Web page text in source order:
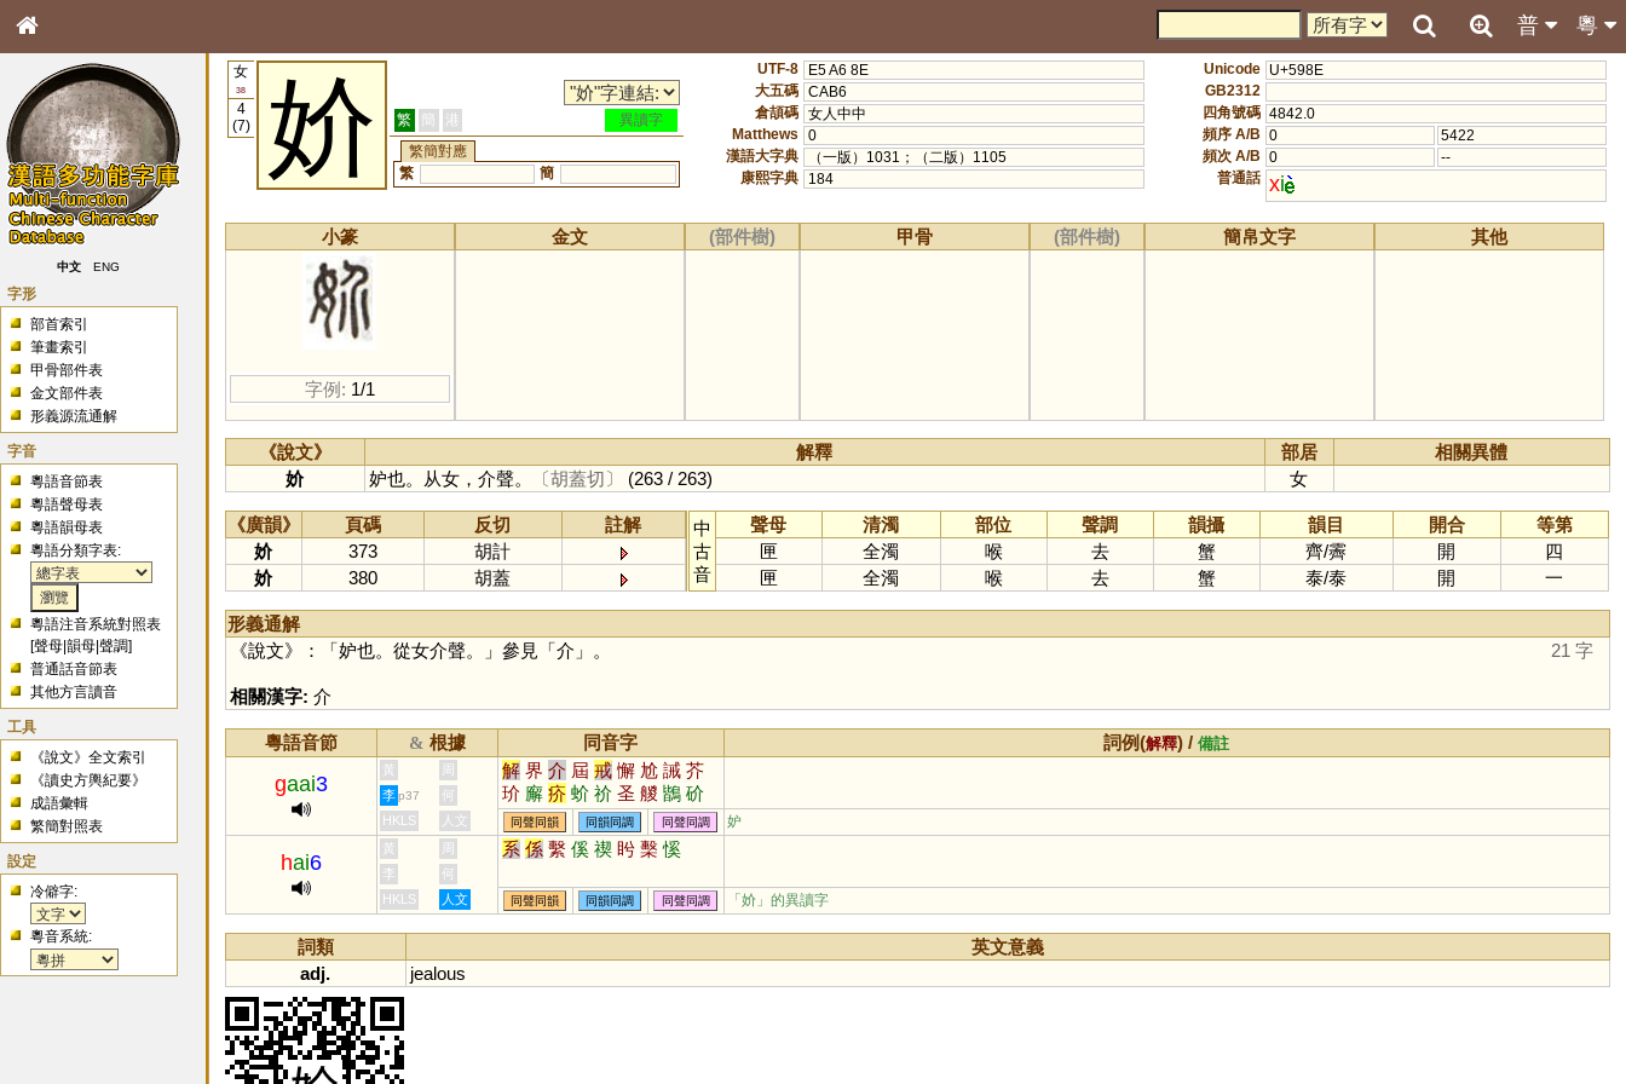
粵
普
中文 ENG
字形
部首索引
筆畫索引
甲骨部件表
金文部件表
形義源流通解
字音
粵語音節表
粵語聲母表
粵語韻母表
粵語分類字表:
粵語注音系統對照表
[聲母 |韻母 |聲調]
普通話音節表
其他方言讀音
工具
《說文》全文索引
《讀史方輿紀要》
成語彙輯
繁簡對照表
設定
冷僻字:
粵音系統:
女
38
4
(7)
妎 繁 簡 港
異讀字
繁簡對應
繁
簡
UTF-8
E5 A6 8E
大五碼 CAB6
倉頡碼 女人中中
Matthews
0
漢語大字典
（一版）1031；（二版）1105
康熙字典
184
Unicode U+598E
GB2312
四角號碼 4842.0
頻序 A/B 0
5422
頻次 A/B 0
--
普通話 xi
小篆
字例: 1/1
金文 (部件樹) 甲骨 (部件樹) 簡帛文字 其他
《說文》 解釋 部居
相關異體
妎
妒也。从女，介聲。 〔胡蓋切〕 (263 / 263) 女
《廣韻》 頁碼 反切
註解
妎
373
胡計
妎
380 胡蓋
中
古
音
聲母 清濁 部位 聲調 韻攝 韻目 開合
等第
匣
全濁 喉 去 蟹 齊/霽 開
四
匣
全濁 喉 去 蟹 泰/泰 開 一
形義通解
《說文》：「妒也。從女介聲。」參見「介 」。 21 字
相關漢字: 介
粵語音節 & 根據 同音字 詞例(解釋) /備註
gaai3
黃 周 解 界 介 屆 戒 懈 尬 誡 芥
玠 廨 疥 蚧 祄 圣 艐 鶛 砎
悈 岕 吤 薢 骱 犗 价
李 p37
何
HKLS
人文 同聲同韻 同韻同調 同聲同調 妒
hai6
黃 周 系 係 繫 傒 禊 盻 檕 慀
李
何
HKLS
人文 同聲同韻 同韻同調 同聲同調 「妎」的異讀字
詞類
英文意義
adj.
jealous